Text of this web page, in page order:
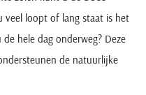
veel loopt of lang staat is het
hele dag onderweg? Deze
de natuurlijke